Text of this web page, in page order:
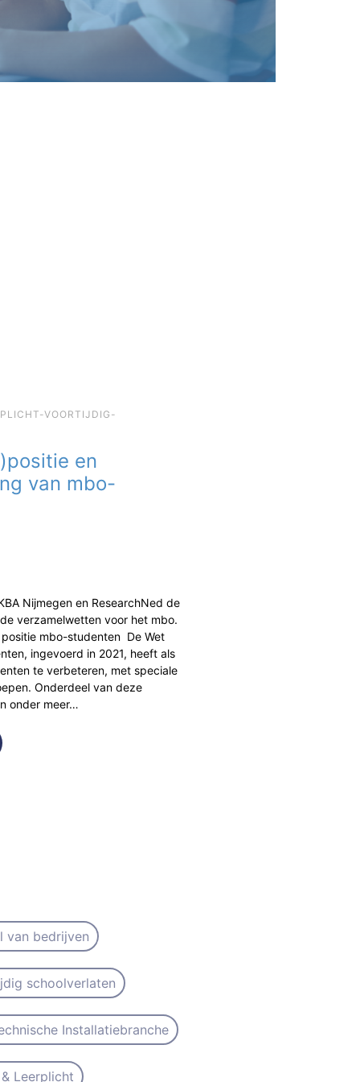
VOORTIJDIG-
en
van mbo-
Nijmegen en ResearchNed de
verzamelwetten voor het mbo.
mbo-studenten De Wet
ingevoerd in 2021, heeft als
te verbeteren, met speciale
Onderdeel van deze
onder meer…
van bedrijven
schoolverlaten
Installatiebranche
Leerplicht